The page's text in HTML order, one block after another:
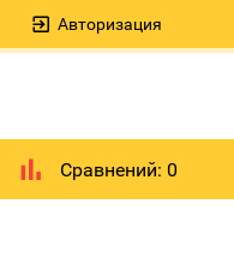
Авторизация
Сравнений: 0